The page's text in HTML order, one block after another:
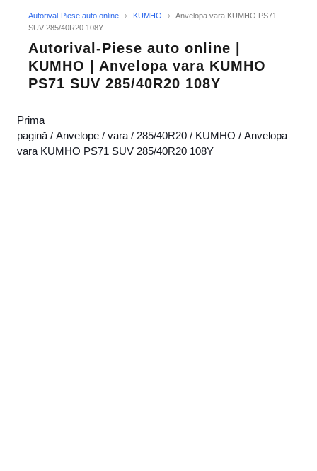
Autorival-Piese auto online › KUMHO ›
Anvelopa vara KUMHO PS71
SUV 285/40R20 108Y
Autorival-Piese auto online |
KUMHO | Anvelopa vara KUMHO
PS71 SUV 285/40R20 108Y
Prima
pagină / Anvelope / vara / 285/40R20 / KUMHO / Anvelopa
vara KUMHO PS71 SUV 285/40R20 108Y